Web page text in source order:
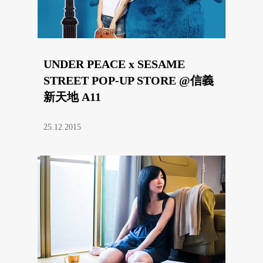
UNDER PEACE x SESAME
STREET POP-UP STORE @信義
新天地 A11
25.12.2015